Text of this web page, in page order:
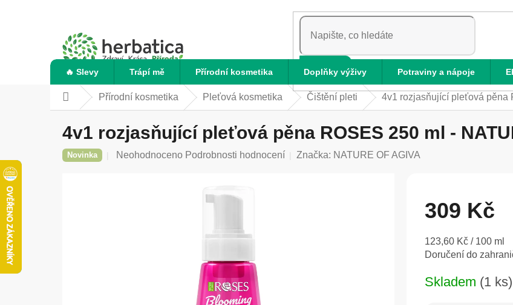
HLEDAT
🔥 Slevy Trápí mě Přírodní kosmetika Doplňky výživy Potraviny a nápoje
Domů Přírodní kosmetika Pleťová kosmetika Čištění pleti 4v1 rozjasňující pleťová pěna
4v1 rozjasňující pleťová pěna ROSES 250 ml -
Novinka
Průměrné
Neohodnoceno Podrobnosti hodnocení Značka: NATURE OF AGIVA
309 Kč
Měrná
cena:
123,60 Kč / 100 ml
Doručení do
Skladem (1 ks)